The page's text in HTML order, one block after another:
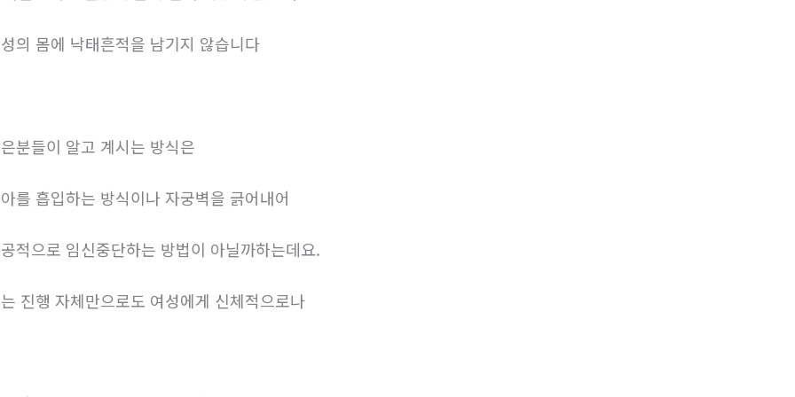
의 몸에 낙태흔적을 남기지 않습니다
분들이 알고 계시는 방식은
를 흡입하는 방식이나 자궁벽을 긁어내어
적으로 임신중단하는 방법이 아닐까하는데요.
진행 자체만으로도 여성에게 신체적으로나